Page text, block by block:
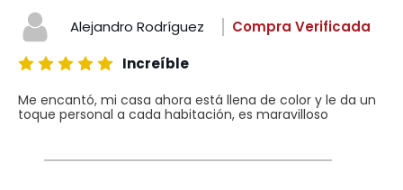
Alejandro Rodríguez
Compra Verificada
Increíble
Me encantó, mi casa ahora está llena de color y le da un
toque personal a cada habitación, es maravilloso